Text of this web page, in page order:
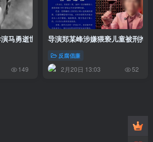
马勇逝世，终年51岁
149
导演郑某峰涉嫌猥亵儿童被刑拘
反腐倡廉
2月20日 13:03 52